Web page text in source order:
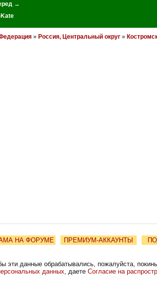
→
» Россия, Центральный округ»
НА ФОРУМЕ ПРЕМИУМ-АККАУНТЫ
эти данные обрабатывались, пожалуйста,
данных, даете Согласие на